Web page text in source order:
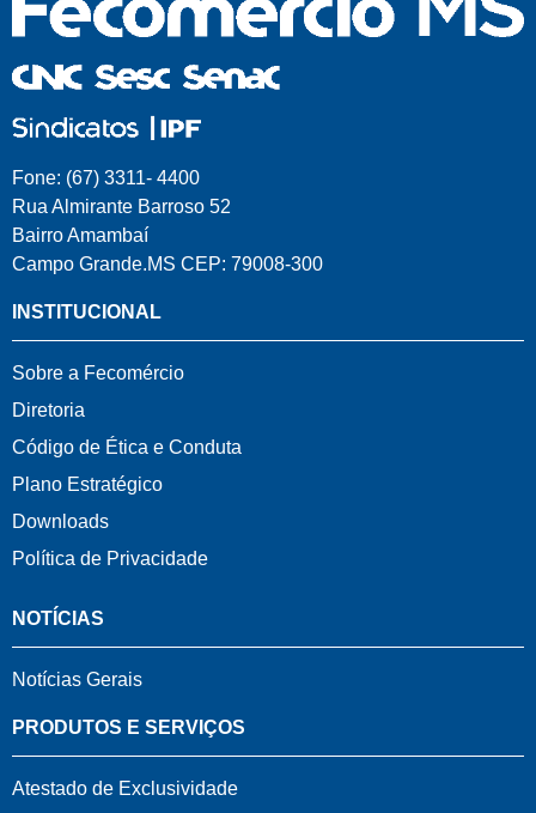
Fone: (67) 3311- 4400
Rua Almirante Barroso 52
Bairro Amambaí
Campo Grande.MS CEP: 79008-300
INSTITUCIONAL
Sobre a Fecomércio
Diretoria
Código de Ética e Conduta
Plano Estratégico
Downloads
Política de Privacidade
NOTÍCIAS
Notícias Gerais
PRODUTOS E SERVIÇOS
Atestado de Exclusividade